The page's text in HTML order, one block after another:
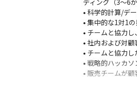
ディング（3～6か
• 科学的計算/デ
• 集中的な1対1
• チームと協力
• 社内および対
• チームと協力
• 戦略的ハッカ
• 販売チームが